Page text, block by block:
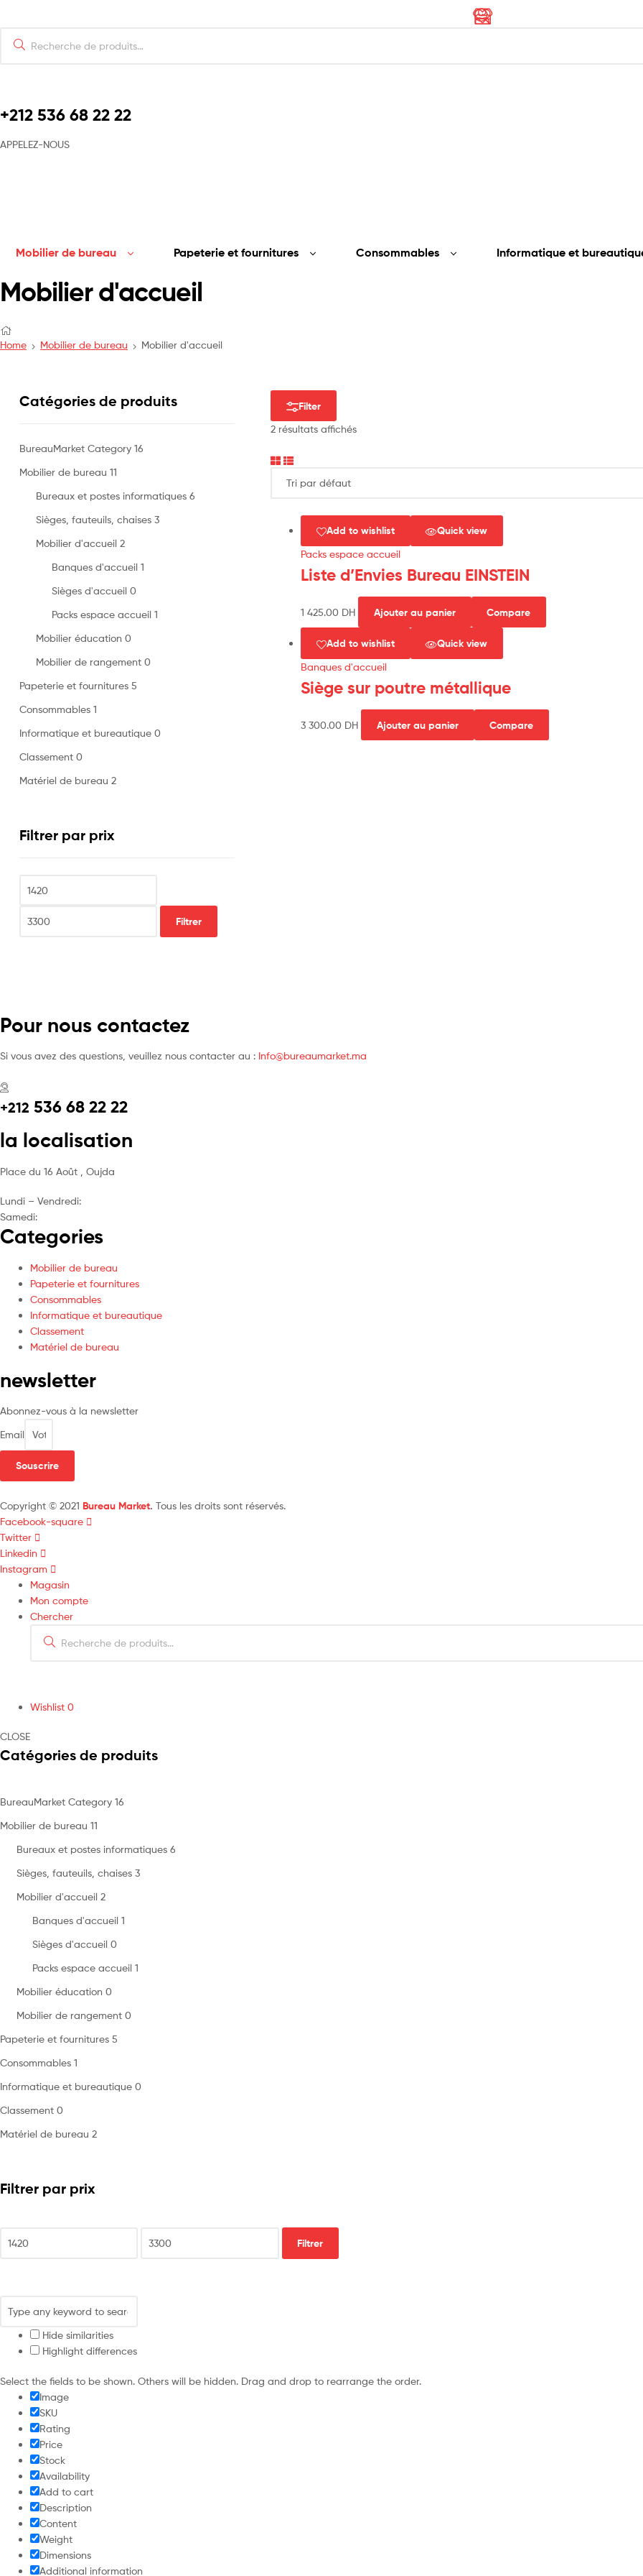
for:
+212 536 68 22 22​
APPELEZ-NOUS
Mobilier de bureau Papeterie et fournitures Consommables Informatique et
Mobilier d'accueil
Home Mobilier de bureau Mobilier d'accueil
Filter
2 résultats affichés
Add to wishlist Quick view
Packs espace accueil
Liste d’Envies Bureau EINSTEIN
1 425.00 DH Ajouter au panier Compare
Add to wishlist Quick view
Banques d'accueil
Siège sur poutre métallique
3 300.00 DH Ajouter au panier Compare
Catégories de produits
BureauMarket Category 16
Mobilier de bureau 11
Bureaux et postes informatiques 6
Sièges, fauteuils, chaises 3
Mobilier d'accueil 2
Banques d'accueil 1
Sièges d'accueil 0
Packs espace accueil 1
Mobilier éducation 0
Mobilier de rangement 0
Papeterie et fournitures 5
Consommables 1
Informatique et bureautique 0
Classement 0
Matériel de bureau 2
Filtrer par prix
Filtrer
Pour nous contactez
Si vous avez des questions, veuillez nous contacter au : Info@bureaumarket.ma
+212 536 68 22 22
la localisation
Place du 16 Août , Oujda
Lundi – Vendredi:
Samedi:
Categories
Mobilier de bureau
Papeterie et fournitures
Consommables
Informatique et bureautique
Classement
Matériel de bureau
newsletter
Abonnez-vous à la newsletter
Email
Souscrire
Copyright © 2021 Bureau Market. Tous les droits sont réservés.
Facebook-square
Twitter
Linkedin
Instagram
Magasin
Mon compte
Chercher
for:
Wishlist 0
CLOSE
Catégories de produits
BureauMarket Category 16
Mobilier de bureau 11
Bureaux et postes informatiques 6
Sièges, fauteuils, chaises 3
Mobilier d'accueil 2
Banques d'accueil 1
Sièges d'accueil 0
Packs espace accueil 1
Mobilier éducation 0
Mobilier de rangement 0
Papeterie et fournitures 5
Consommables 1
Informatique et bureautique 0
Classement 0
Matériel de bureau 2
Filtrer par prix
Filtrer
Hide similarities
Highlight differences
Select the fields to be shown. Others will be hidden. Drag and drop to rearrange the order.
Image
SKU
Rating
Price
Stock
Availability
Add to cart
Description
Content
Weight
Dimensions
Additional information